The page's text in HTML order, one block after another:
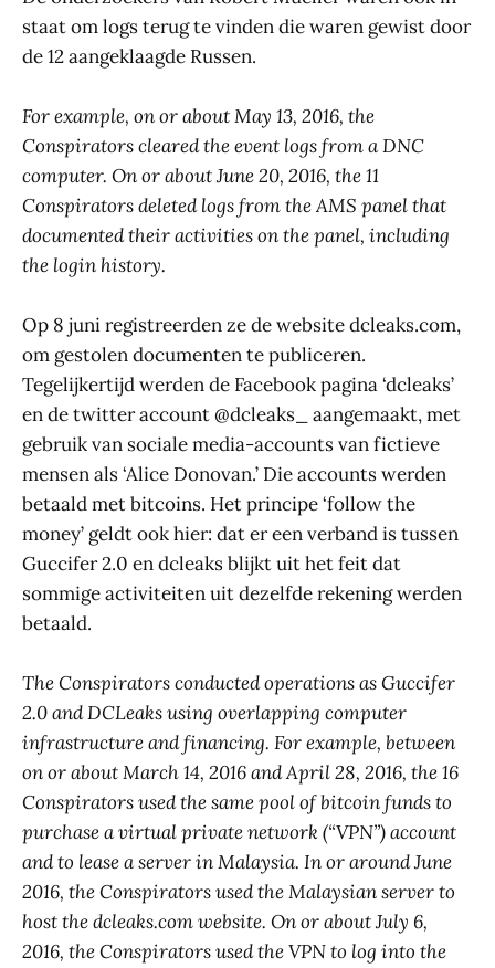
staat om logs terug te vinden die waren gewist door
de 12 aangeklaagde Russen.
For example, on or about May 13, 2016, the
Conspirators cleared the event logs from a DNC
computer. On or about June 20, 2016, the 11
Conspirators deleted logs from the AMS panel that
documented their activities on the panel, including
the login history.
Op 8 juni registreerden ze de website dcleaks.com,
om gestolen documenten te publiceren.
Tegelijkertijd werden de Facebook pagina ‘dcleaks’
en de twitter account @dcleaks_ aangemaakt, met
gebruik van sociale media-accounts van fictieve
mensen als ‘Alice Donovan.’ Die accounts werden
betaald met bitcoins. Het principe ‘follow the
money’ geldt ook hier: dat er een verband is tussen
Guccifer 2.0 en dcleaks blijkt uit het feit dat
sommige activiteiten uit dezelfde rekening werden
betaald.
The Conspirators conducted operations as Guccifer
2.0 and DCLeaks using overlapping computer
infrastructure and financing. For example, between
on or about March 14, 2016 and April 28, 2016, the 16
Conspirators used the same pool of bitcoin funds to
purchase a virtual private network (“VPN”) account
and to lease a server in Malaysia. In or around June
2016, the Conspirators used the Malaysian server to
host the dcleaks.com website. On or about July 6,
2016, the Conspirators used the VPN to log into the